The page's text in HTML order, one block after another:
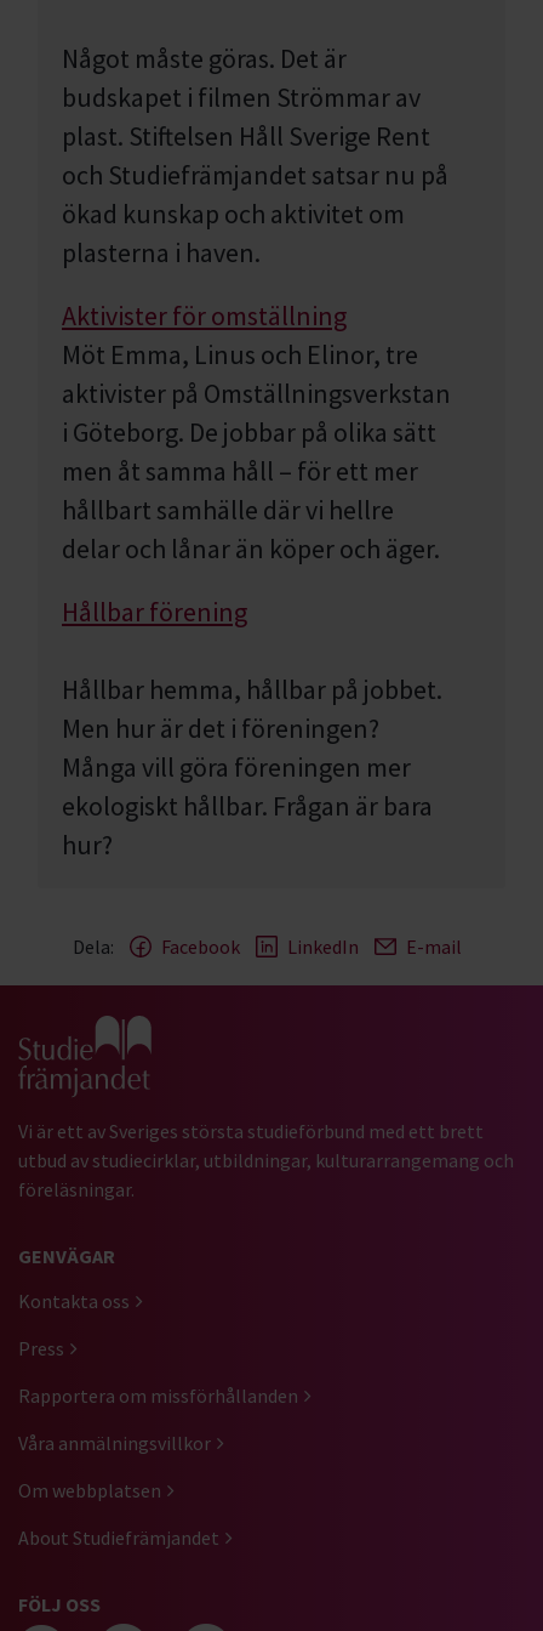
Något måste göras. Det är
budskapet i filmen Strömmar av
plast. Stiftelsen Håll Sverige Rent
och Studiefrämjandet satsar nu på
ökad kunskap och aktivitet om
plasterna i haven.
Aktivister för omställning
Möt Emma, Linus och Elinor, tre
aktivister på Omställningsverkstan
i Göteborg. De jobbar på olika sätt
men åt samma håll – för ett mer
hållbart samhälle där vi hellre
delar och lånar än köper och äger.
Hållbar förening
Hållbar hemma, hållbar på jobbet.
Men hur är det i föreningen?
Många vill göra föreningen mer
ekologiskt hållbar. Frågan är bara
hur?
Dela: Facebook LinkedIn E-mail
Gå till studiefrämjandets startsida
Vi är ett av Sveriges största studieförbund med ett brett
utbud av studiecirklar, utbildningar, kulturarrangemang och
föreläsningar.
GENVÄGAR
Kontakta oss
Press
Rapportera om missförhållanden
Våra anmälningsvillkor
Om webbplatsen
About Studiefrämjandet
FÖLJ OSS